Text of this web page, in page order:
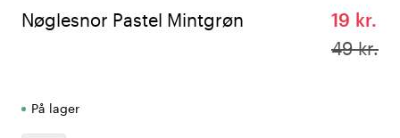
Nøglesnor Pastel Mintgrøn
19 kr.
49 kr.
På lager